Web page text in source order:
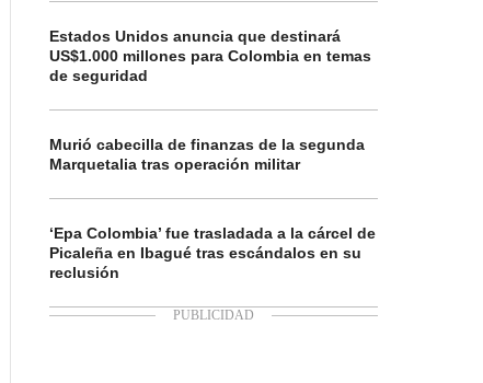
Estados Unidos anuncia que destinará
US$1.000 millones para Colombia en temas
de seguridad
Murió cabecilla de finanzas de la segunda
Marquetalia tras operación militar
‘Epa Colombia’ fue trasladada a la cárcel de
Picaleña en Ibagué tras escándalos en su
reclusión